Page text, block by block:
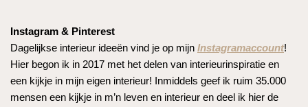
Instagram & Pinterest
Dagelijkse interieur ideeën vind je op mijn Instagramaccount!
Hier begon ik in 2017 met het delen van interieurinspiratie en
een kijkje in mijn eigen interieur! Inmiddels geef ik ruim 35.000
mensen een kijkje in m’n leven en interieur en deel ik hier de